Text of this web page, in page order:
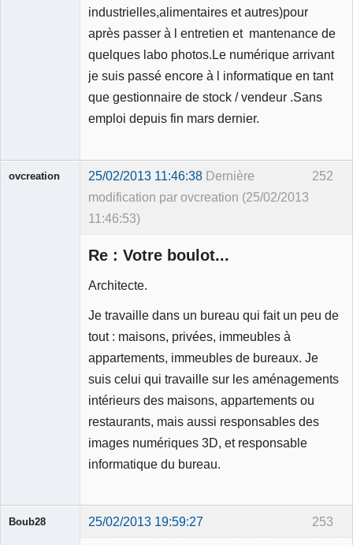
industrielles,alimentaires et autres)pour
après passer à l entretien et mantenance de
quelques labo photos.Le numérique arrivant
je suis passé encore à l informatique en tant
que gestionnaire de stock / vendeur .Sans
emploi depuis fin mars dernier.
252
ovcreation 25/02/2013 11:46:38 Dernière
modification par ovcreation (25/02/2013
11:46:53)
Re : Votre boulot...
Architecte.
Je travaille dans un bureau qui fait un peu de
tout : maisons, privées, immeubles à
appartements, immeubles de bureaux. Je
suis celui qui travaille sur les aménagements
intérieurs des maisons, appartements ou
restaurants, mais aussi responsables des
images numériques 3D, et responsable
informatique du bureau.
253
Boub28 25/02/2013 19:59:27